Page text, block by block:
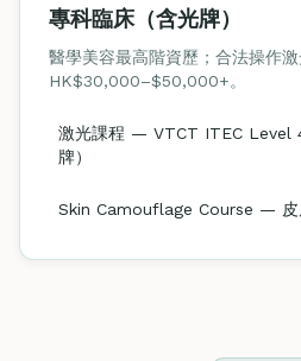
專科臨床（含光牌）
醫學美容最高階資歷；合法操作
HK$30,000–$50,000+。
激光課程 — VTCT ITEC Level
牌）
Skin Camouflage Course — 皮